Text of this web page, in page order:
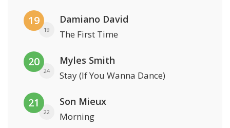
19
19
Damiano David
The First Time
20
24
Myles Smith
Stay (If You Wanna Dance)
21
22
Son Mieux
Morning